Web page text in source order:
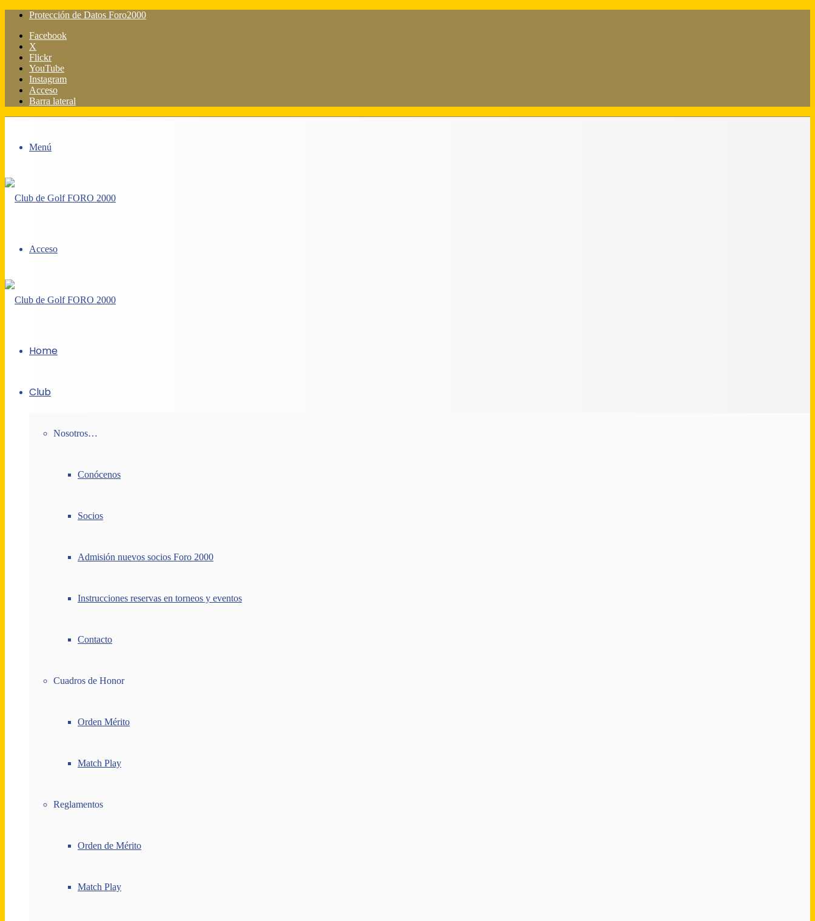
Protección de Datos Foro2000
Facebook
X
Flickr
YouTube
Instagram
Acceso
Barra lateral
Menú
Acceso
Home
Club
Nosotros…
Conócenos
Socios
Admisión nuevos socios Foro 2000
Instrucciones reservas en torneos y eventos
Contacto
Cuadros de Honor
Orden Mérito
Match Play
Reglamentos
Orden de Mérito
Match Play